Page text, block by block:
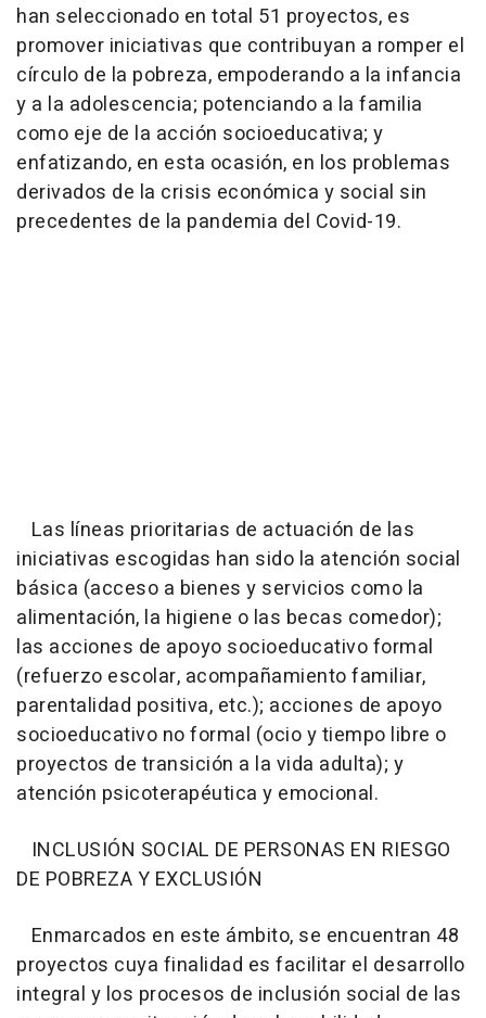
han seleccionado en total 51 proyectos, es
promover iniciativas que contribuyan a romper el
círculo de la pobreza, empoderando a la infancia
y a la adolescencia; potenciando a la familia
como eje de la acción socioeducativa; y
enfatizando, en esta ocasión, en los problemas
derivados de la crisis económica y social sin
precedentes de la pandemia del Covid-19.
Las líneas prioritarias de actuación de las
iniciativas escogidas han sido la atención social
básica (acceso a bienes y servicios como la
alimentación, la higiene o las becas comedor);
las acciones de apoyo socioeducativo formal
(refuerzo escolar, acompañamiento familiar,
parentalidad positiva, etc.); acciones de apoyo
socioeducativo no formal (ocio y tiempo libre o
proyectos de transición a la vida adulta); y
atención psicoterapéutica y emocional.
INCLUSIÓN SOCIAL DE PERSONAS EN RIESGO
DE POBREZA Y EXCLUSIÓN
Enmarcados en este ámbito, se encuentran 48
proyectos cuya finalidad es facilitar el desarrollo
integral y los procesos de inclusión social de las